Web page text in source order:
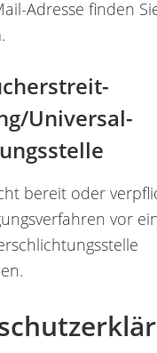
Adresse finden
Universal­
bereit oder
vor